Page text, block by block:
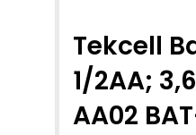
Tekcell
1/2AA;
AA02